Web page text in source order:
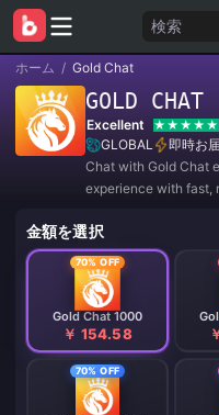
検索
ホーム / Gold Chat
GOLD CHAT
Excellent
GLOBAL
即時お
Chat with Gold Chat
experience with fast,
金額を選択
70% OFF
Gold Chat 1000
￥ 154.58
70% OFF